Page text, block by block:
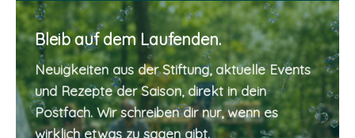
Bleib auf dem Laufenden.
Neuigkeiten aus der Stiftung, aktuelle Events
und Rezepte der Saison, direkt in dein
Postfach. Wir schreiben dir nur, wenn es
wirklich etwas zu sagen gibt.